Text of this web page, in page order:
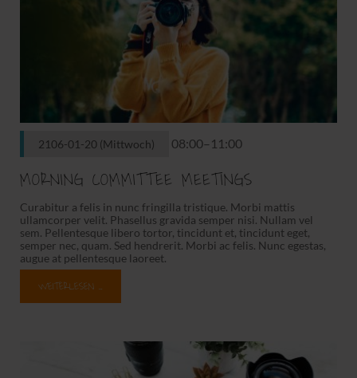
2106-01-20 (Mittwoch) 08:00–11:00
MORNING COMMITTEE MEETINGS
Curabitur a felis in nunc fringilla tristique. Morbi mattis
ullamcorper velit. Phasellus gravida semper nisi. Nullam vel
sem. Pellentesque libero tortor, tincidunt et, tincidunt eget,
semper nec, quam. Sed hendrerit. Morbi ac felis. Nunc egestas,
augue at pellentesque laoreet.
WEITERLESEN …